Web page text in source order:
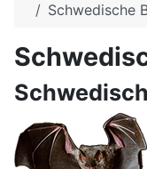
Schwedische